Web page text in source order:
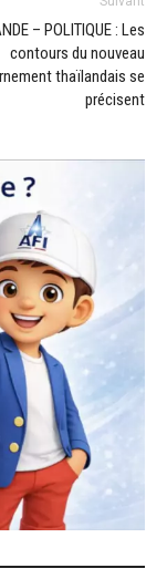
– POLITIQUE : Les
contours du nouveau
thaïlandais se
précisent